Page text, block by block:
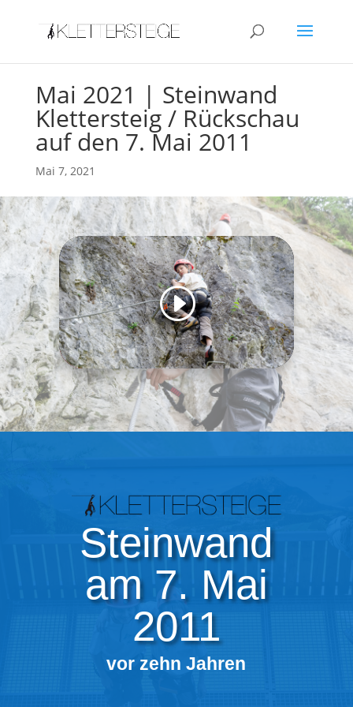
Mai 2021 | Steinwand
Klettersteig / Rückschau
auf den 7. Mai 2011
Mai 7, 2021
Steinwand
am 7. Mai
2011
vor zehn Jahren